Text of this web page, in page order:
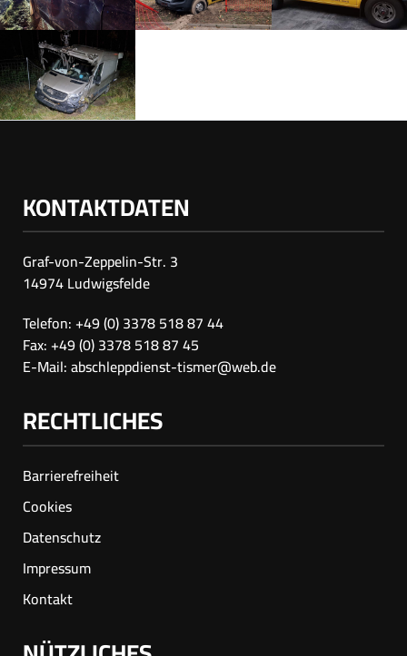
KONTAKTDATEN
Graf-von-Zeppelin-Str. 3
14974 Ludwigsfelde
Telefon: +49 (0) 3378 518 87 44
Fax: +49 (0) 3378 518 87 45
E-Mail:abschleppdienst-tismer@web.de
RECHTLICHES
Barrierefreiheit
Cookies
Datenschutz
Impressum
Kontakt